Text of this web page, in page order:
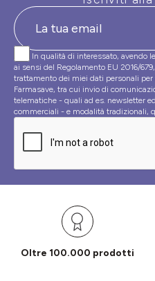
In qualità di interessato, avendo
ai sensi del Regolamento EU 2016/
trattamento dei miei dati personali
Farmasave, tra cui invio di
telematiche - quali ad es. newsletter
commerciali - e modalità tradizionali,
Oltre 100.000 prodotti